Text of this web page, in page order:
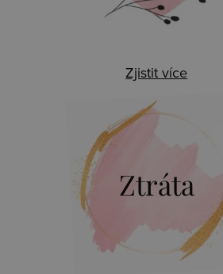
Zjistit více
Ztráta